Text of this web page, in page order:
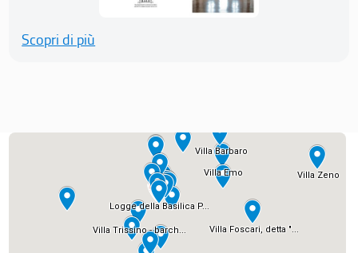
Scopri di più